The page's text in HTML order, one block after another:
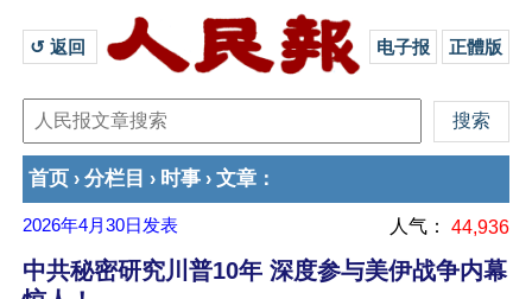
↺ 返回 电子报 正體版
首页 › 分栏目 › 时事 › 文章 ：
2026年4月30日 发表 人气： 44,936
中共秘密研究川普10年 深度参与美伊战争内幕